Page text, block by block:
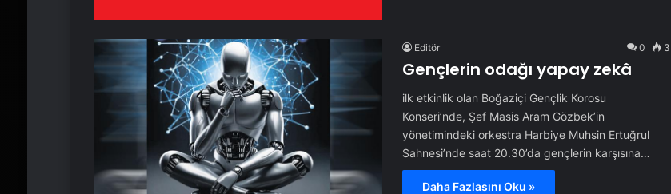
Editör 0 3
Gençlerin odağı yapay zekâ
ilk etkinlik olan Boğaziçi Gençlik Korosu
Konseri’nde, Şef Masis Aram Gözbek’in
yönetimindeki orkestra Harbiye Muhsin Ertuğrul
Sahnesi’nde saat 20.30’da gençlerin karşısına…
Daha Fazlasını Oku »